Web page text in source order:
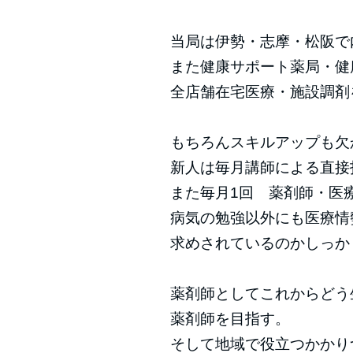
当局は伊勢・志摩・松阪
また健康サポート薬局・
全店舗在宅医療・施設調
もちろんスキルアップも
新人は毎月講師による直
また毎月1回 薬剤師・医
病気の勉強以外にも医療
求めされているのかしっ
薬剤師としてこれからど
薬剤師を目指す。
そして地域で役立つかか